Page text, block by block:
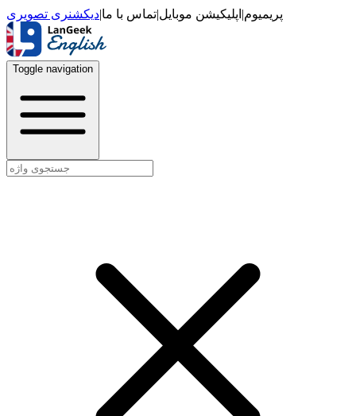
پریمیوم| اپلیکیشن موبایل|تماس با ما|دیکشنری تصویری
Toggle navigation